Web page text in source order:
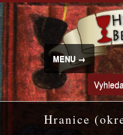
MENU →
Hranice